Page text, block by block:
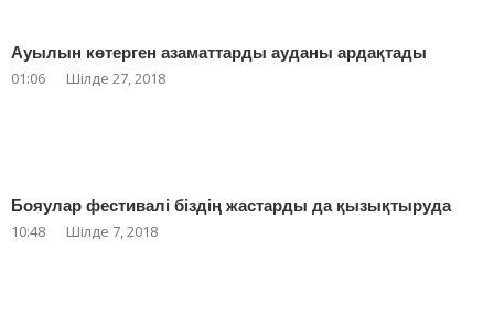
Ауылын көтерген азаматтарды ауданы ардақтады
01:06 Шілде 27, 2018
Бояулар фестивалі біздің жастарды да қызықтыруда
10:48 Шілде 7, 2018